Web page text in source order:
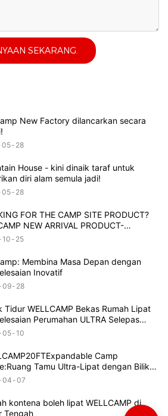
SEKARANG.
New Factory dilancarkan secara
05 28
House - kini dinaik taraf untuk
diri alam semula jadi!
05 28
FOR THE CAMP SITE PRODUCT?
NEW ARRIVAL PRODUCT-
HOUSE!!!MEET YOUR NEED!!!
10 25
Membina Masa Depan dengan
Inovatif
09 28
Tidur WELLCAMP Bekas Rumah Lipat
Perumahan ULTRA Selepas
Brazil
05 10
Camp
Tamu Ultra-Lipat dengan Bilik
dan Dua Bilik Tidur, Penginapan Bekas
04 07
kontena boleh lipat WELLCAMP di
Tengah